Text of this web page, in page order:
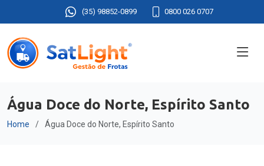
(35) 98852-0899 0800 026 0707
Água Doce do Norte, Espírito Santo
Home Água Doce do Norte, Espírito Santo